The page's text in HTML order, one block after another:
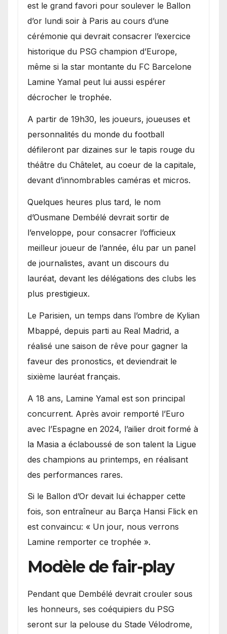
est le grand favori pour soulever le Ballon
d’or lundi soir à Paris au cours d’une
cérémonie qui devrait consacrer l’exercice
historique du PSG champion d’Europe,
même si la star montante du FC Barcelone
Lamine Yamal peut lui aussi espérer
décrocher le trophée.
A partir de 19h30, les joueurs, joueuses et
personnalités du monde du football
défileront par dizaines sur le tapis rouge du
théâtre du Châtelet, au coeur de la capitale,
devant d’innombrables caméras et micros.
Quelques heures plus tard, le nom
d’Ousmane Dembélé devrait sortir de
l’enveloppe, pour consacrer l’officieux
meilleur joueur de l’année, élu par un panel
de journalistes, avant un discours du
lauréat, devant les délégations des clubs les
plus prestigieux.
Le Parisien, un temps dans l’ombre de Kylian
Mbappé, depuis parti au Real Madrid, a
réalisé une saison de rêve pour gagner la
faveur des pronostics, et deviendrait le
sixième lauréat français.
A 18 ans, Lamine Yamal est son principal
concurrent. Après avoir remporté l’Euro
avec l’Espagne en 2024, l’ailier droit formé à
la Masia a éclaboussé de son talent la Ligue
des champions au printemps, en réalisant
des performances rares.
Si le Ballon d’Or devait lui échapper cette
fois, son entraîneur au Barça Hansi Flick en
est convaincu: « Un jour, nous verrons
Lamine remporter ce trophée ».
Modèle de fair-play
Pendant que Dembélé devrait crouler sous
les honneurs, ses coéquipiers du PSG
seront sur la pelouse du Stade Vélodrome,